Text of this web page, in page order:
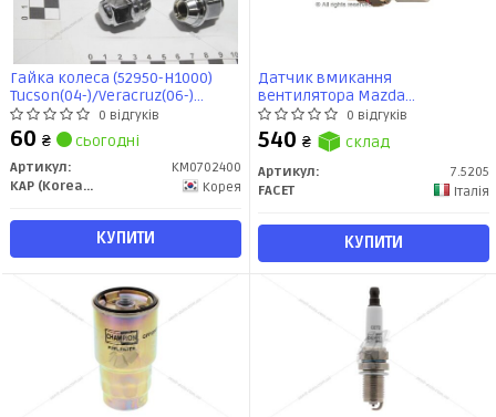
Гайка колеса (52950-H1000)
Tucson(04-)/Veracruz(06-)
(KM0702400) KAP
0 відгуків
60 ₴ сьогодні
Артикул:
KM0702400
KAP (KoreaAutoParts)
Корея
КУПИТИ
Датчик вмикання
вентилятора Mazda
121/323/626 1.3-2.0 87-96
(7.5205) Facet
0 відгуків
540 ₴ склад
Артикул:
7.5205
FACET
Італія
КУПИТИ